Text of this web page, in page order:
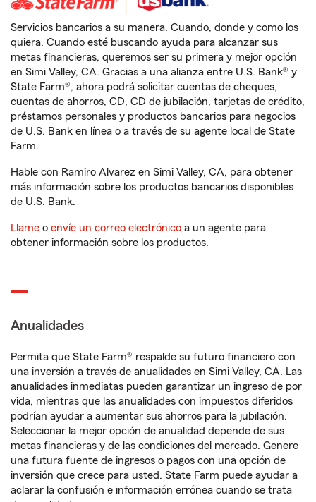
Servicios bancarios a su manera. Cuando, donde y como los
quiera. Cuando esté buscando ayuda para alcanzar sus
metas financieras, queremos ser su primera y mejor opción
en Simi Valley, CA. Gracias a una alianza entre U.S. Bank® y
State Farm®, ahora podrá solicitar cuentas de cheques,
cuentas de ahorros, CD, CD de jubilación, tarjetas de crédito,
préstamos personales y productos bancarios para negocios
de U.S. Bank en línea o a través de su agente local de State
Farm.
Hable con Ramiro Alvarez en Simi Valley, CA, para obtener
más información sobre los productos bancarios disponibles
de U.S. Bank.
Llame o envíe un correo electrónico a un agente para
obtener información sobre los productos.
Anualidades
Permita que State Farm® respalde su futuro financiero con
una inversión a través de anualidades en Simi Valley, CA. Las
anualidades inmediatas pueden garantizar un ingreso de por
vida, mientras que las anualidades con impuestos diferidos
podrían ayudar a aumentar sus ahorros para la jubilación.
Seleccionar la mejor opción de anualidad depende de sus
metas financieras y de las condiciones del mercado. Genere
una futura fuente de ingresos o pagos con una opción de
inversión que crece para usted. State Farm puede ayudar a
aclarar la confusión e información errónea cuando se trata